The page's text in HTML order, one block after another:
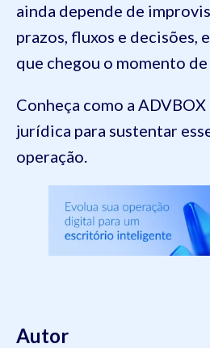
ainda depende de
prazos, fluxos e decisões,
que chegou o momento
Conheça como a
jurídica para sustentar
operação.
Autor